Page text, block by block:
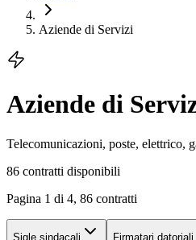
Aziende di Servizi
Aziende di
Telecomunicazioni, poste, elettrico,
86 contratti disponibili
Pagina 1 di 4, 86 contratti
Sigle sindacali Firmatari datoriali